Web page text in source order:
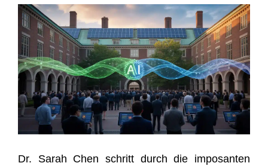
Dr. Sarah Chen schritt durch die impo­san­ten